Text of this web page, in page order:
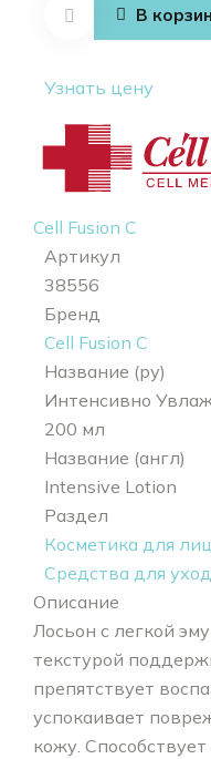
Intensive Lotion
В
Узнать цену
Cell Fusion C
Артикул
38556
Бренд
Cell Fusion C
Название (ру)
Интенсивно
200 мл
Название (англ)
Intensive Lotion
Раздел
Косметика для
Средства для
Описание
Лосьон с легкой
текстурой
препятствует
успокаивает
кожу.